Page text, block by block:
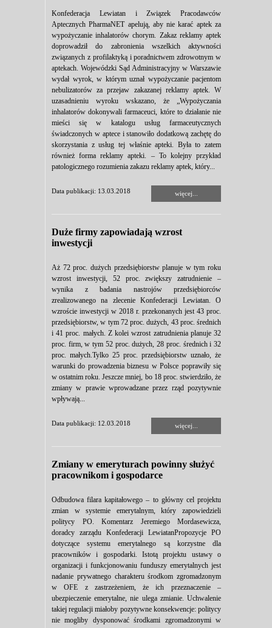
Konfederacja Lewiatan i Związek Pracodawców
Aptecznych PharmaNET apelują, aby nie karać aptek za
wypożyczanie inhalatorów chorym. Zakaz reklamy aptek
doprowadził do zabronienia wszelkich aktywności
związanych z profilaktyką i poradnictwem zdrowotnym w
aptekach. Wojewódzki Sąd Administracyjny w Warszawie
wydał wyrok, w którym uznał wypożyczanie pacjentom
nebulizatorów za przejaw zakazanej reklamy aptek. W
uzasadnieniu wyroku wskazano, że „Wypożyczania
inhalatorów dokonywali farmaceuci, które to działanie nie
mieści się w katalogu usług farmaceutycznych
świadczonych w aptece i stanowiło dodatkową zachętę do
skorzystania z usług tej właśnie apteki. Była to zatem
również forma reklamy apteki. – To kolejny przykład
patologicznego rozumienia zakazu reklamy aptek, który...
Data publikacji: 13.03.2018 więcej...
Duże firmy zapowiadają wzrost
inwestycji
Aż 72 proc. dużych przedsiębiorstw planuje w tym roku
wzrost inwestycji, 52 proc. zwiększy zatrudnienie –
wynika z badania nastrojów przedsiębiorców
zrealizowanego na zlecenie Konfederacji Lewiatan. O
wzroście inwestycji w 2018 r. przekonanych jest 43 proc.
przedsiębiorstw, w tym 72 proc. dużych, 43 proc. średnich
i 41 proc. małych. Z kolei wzrost zatrudnienia planuje 32
proc. firm, w tym 52 proc. dużych, 28 proc. średnich i 32
proc. małych.Tylko 25 proc. przedsiębiorstw uznało, że
warunki do prowadzenia biznesu w Polsce poprawiły się
w ostatnim roku. Jeszcze mniej, bo 18 proc. stwierdziło, że
zmiany w prawie wprowadzane przez rząd pozytywnie
wpływają...
Data publikacji: 12.03.2018 więcej...
Zmiany w emeryturach powinny służyć
pracownikom i gospodarce
Odbudowa filara kapitałowego – to główny cel projektu
zmian w systemie emerytalnym, który zapowiedzieli
politycy PO. Komentarz Jeremiego Mordasewicza,
doradcy zarządu Konfederacji LewiatanPropozycje PO
dotyczące systemu emerytalnego są korzystne dla
pracowników i gospodarki. Istotą projektu ustawy o
organizacji i funkcjonowaniu funduszy emerytalnych jest
nadanie prywatnego charakteru środkom zgromadzonym
w OFE z zastrzeżeniem, że ich przeznaczenie –
ubezpieczenie emerytalne, nie ulega zmianie. Uchwalenie
takiej regulacji miałoby pozytywne konsekwencje: politycy
nie mogliby dysponować środkami zgromadzonymi w